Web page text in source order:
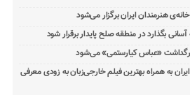
هنرمندان ایران برگزار می‌شود
بگذارد در منطقه صلح پایدار برقرار شود
«عباس کیارستمی» می‌شود
به همراه بهترین فیلم خارجی‌زبان به زودی معرفی